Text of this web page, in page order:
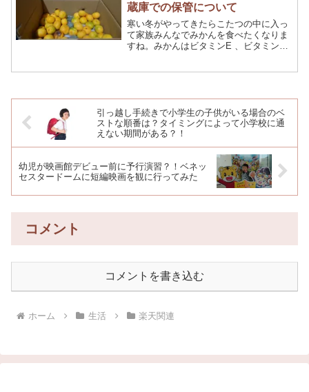
蔵庫での保管について
寒い冬がやってきたらこたつの中に入っ
て家族みんなでみかんを食べたくなりま
すね。みかんはビタミンE 、ビタミンC
引っ越し手続きで小学生の子供がいる場合のベ
ストな順番は？タイミングによって小学校に通
えない期間がある？！
幼児が映画館デビュー前に予行演習？！ベネッ
セスタードームに短編映画を観に行ってみた
コメント
コメントを書き込む
ホーム 生活 楽天関連